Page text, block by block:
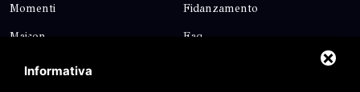
Momenti Fidanzamento
Maison Faq
BlogInformativa